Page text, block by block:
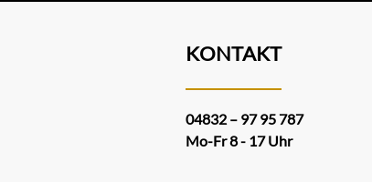
KONTAKT
04832 – 97 95 787
Mo-Fr 8 - 17 Uhr